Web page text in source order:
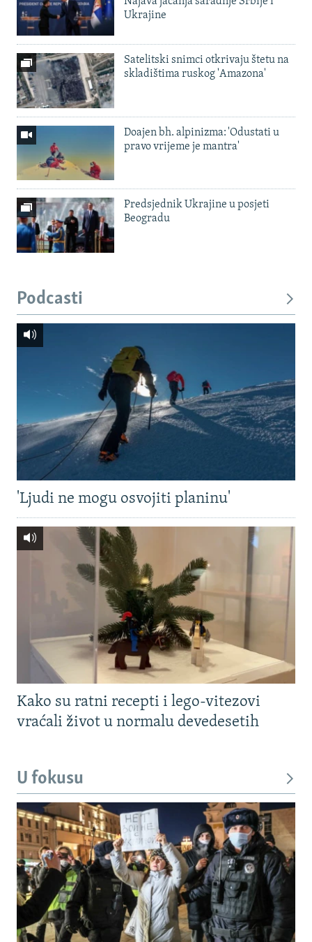
Ukrajine
Satelitski snimci otkrivaju štetu na
skladištima ruskog 'Amazona'
Doajen bh. alpinizma: 'Odustati u
pravo vrijeme je mantra'
Predsjednik Ukrajine u posjeti
Beogradu
Podcasti
'Ljudi ne mogu osvojiti planinu'
Kako su ratni recepti i lego-vitezovi
vraćali život u normalu devedesetih
U fokusu